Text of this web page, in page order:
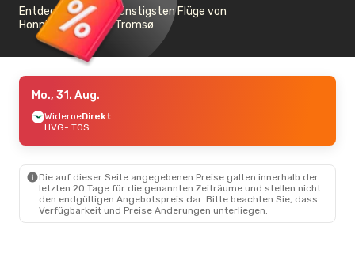
Entdecken Sie die günstigsten Flüge von
Honningsvag nach Tromsø
Mo., 31. Aug.
WideroeDirekt
HVG- TOS
Die auf dieser Seite angegebenen Preise galten innerhalb der
letzten 20 Tage für die genannten Zeiträume und stellen nicht
den endgültigen Angebotspreis dar. Bitte beachten Sie, dass
Verfügbarkeit und Preise Änderungen unterliegen.